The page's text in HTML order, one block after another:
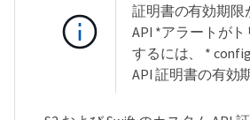
証明書の有効期限
API *アラートが
するには、 *
API 証明書の有効